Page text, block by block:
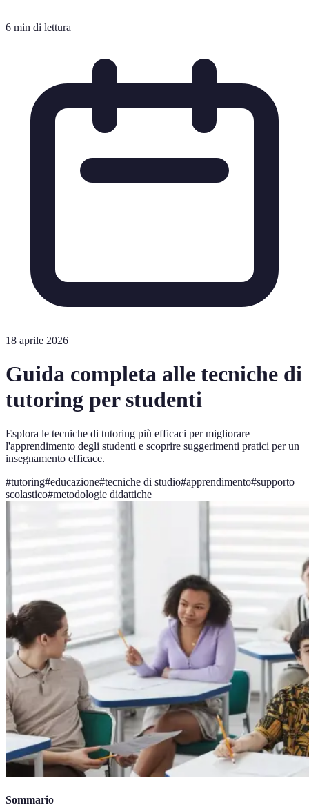
6 min di lettura
18 aprile 2026
Guida completa alle tecniche di
tutoring per studenti
Esplora le tecniche di tutoring più efficaci per migliorare
l'apprendimento degli studenti e scoprire suggerimenti pratici per un
insegnamento efficace.
#tutoring#educazione#tecniche di studio#apprendimento#supporto
scolastico#metodologie didattiche
Sommario